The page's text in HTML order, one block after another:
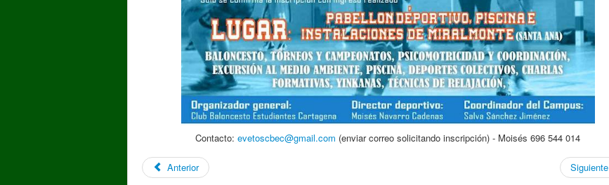
Contacto: evetoscbec@gmail.com (enviar correo solicitando inscripción) - Moisés 696 544 014
Anterior Siguiente